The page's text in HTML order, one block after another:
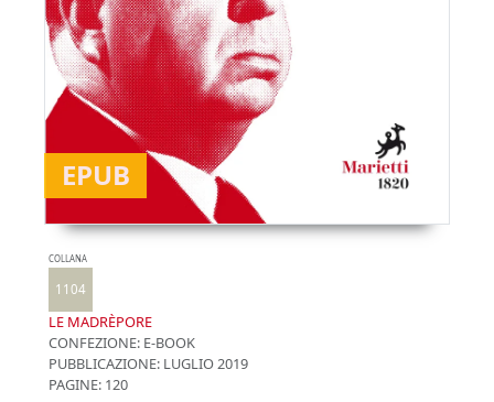
EPUB
COLLANA
1104
LE MADRÈPORE
CONFEZIONE: E-BOOK
PUBBLICAZIONE: LUGLIO 2019
PAGINE: 120